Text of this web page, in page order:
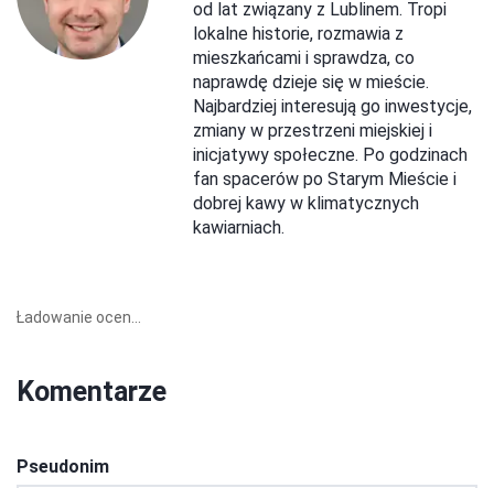
od lat związany z Lublinem. Tropi
lokalne historie, rozmawia z
mieszkańcami i sprawdza, co
naprawdę dzieje się w mieście.
Najbardziej interesują go inwestycje,
zmiany w przestrzeni miejskiej i
inicjatywy społeczne. Po godzinach
fan spacerów po Starym Mieście i
dobrej kawy w klimatycznych
kawiarniach.
Ładowanie ocen...
Komentarze
Pseudonim